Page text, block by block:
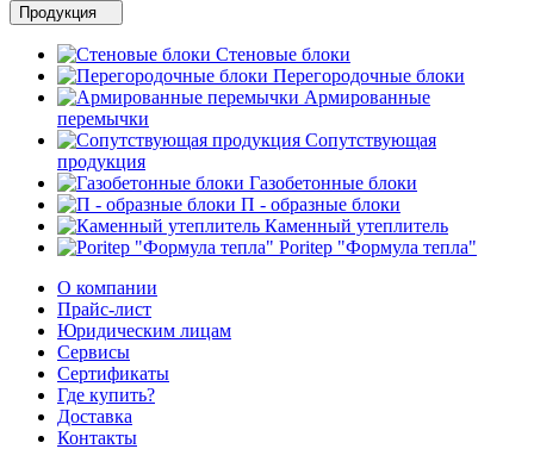
Продукция
Стеновые блоки
Перегородочные блоки
Армированные
перемычки
Сопутствующая
продукция
Газобетонные блоки
П - образные блоки
Каменный утеплитель
Poritep "Формула тепла"
О компании
Прайс-лист
Юридическим лицам
Сервисы
Сертификаты
Где купить?
Доставка
Контакты